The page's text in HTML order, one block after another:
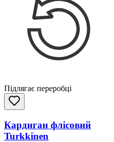
Підлягає переробці
Кардиган флісовий
Turkkinen